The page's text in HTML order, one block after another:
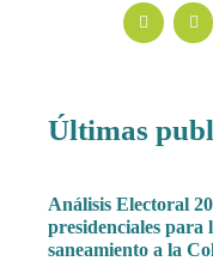
Últimas
Análisis Electoral
presidenciales para
saneamiento a la